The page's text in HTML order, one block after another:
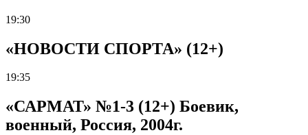
19:30
«НОВОСТИ СПОРТА» (12+)
19:35
«САРМАТ» №1-3 (12+) Боевик,
военный, Россия, 2004г.